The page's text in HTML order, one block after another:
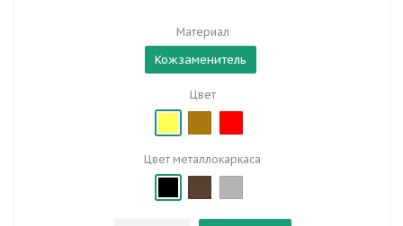
Материал
Кожзаменитель
Цвет
Цвет металлокаркаса